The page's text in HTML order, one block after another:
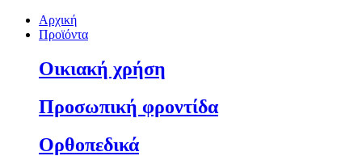
Αρχική
Προϊόντα
Οικιακή χρήση
Προσωπική φροντίδα
Ορθοπεδικά